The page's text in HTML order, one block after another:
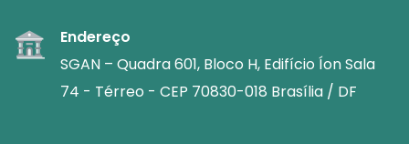
Endereço
SGAN – Quadra 601, Bloco H, Edifício Íon Sala
74 - Térreo - CEP 70830-018 Brasília / DF